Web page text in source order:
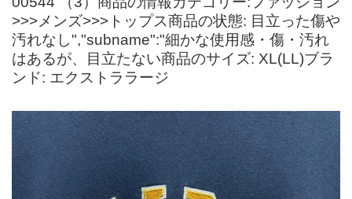
>>>メンズ>>>トップス商品の状態: 目立った傷や
汚れなし","subname":"細かな使用感・傷・汚れ
はあるが、目立たない商品のサイズ: XL(LL)ブラ
ンド: エクストララージ